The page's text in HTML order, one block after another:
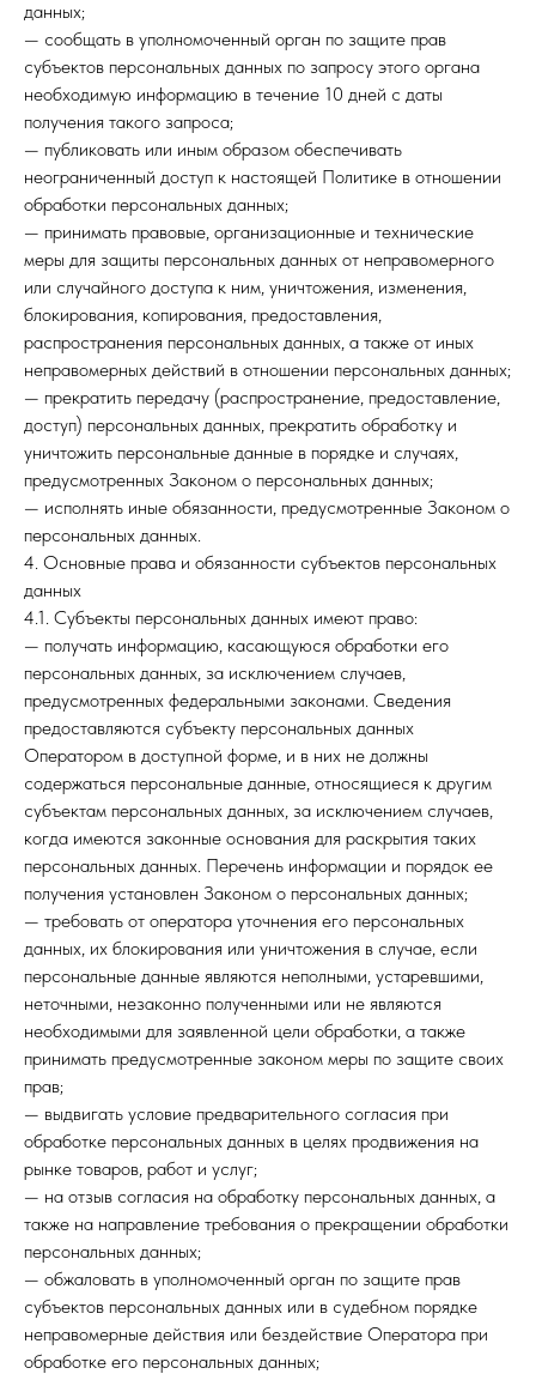
данных;
— сообщать в уполномоченный орган по защите прав
субъектов персональных данных по запросу этого органа
необходимую информацию в течение 10 дней с даты
получения такого запроса;
— публиковать или иным образом обеспечивать
неограниченный доступ к настоящей Политике в отношении
обработки персональных данных;
— принимать правовые, организационные и технические
меры для защиты персональных данных от неправомерного
или случайного доступа к ним, уничтожения, изменения,
блокирования, копирования, предоставления,
распространения персональных данных, а также от иных
неправомерных действий в отношении персональных данных;
— прекратить передачу (распространение, предоставление,
доступ) персональных данных, прекратить обработку и
уничтожить персональные данные в порядке и случаях,
предусмотренных Законом о персональных данных;
— исполнять иные обязанности, предусмотренные Законом о
персональных данных.
4. Основные права и обязанности субъектов персональных
данных
4.1. Субъекты персональных данных имеют право:
— получать информацию, касающуюся обработки его
персональных данных, за исключением случаев,
предусмотренных федеральными законами. Сведения
предоставляются субъекту персональных данных
Оператором в доступной форме, и в них не должны
содержаться персональные данные, относящиеся к другим
субъектам персональных данных, за исключением случаев,
когда имеются законные основания для раскрытия таких
персональных данных. Перечень информации и порядок ее
получения установлен Законом о персональных данных;
— требовать от оператора уточнения его персональных
данных, их блокирования или уничтожения в случае, если
персональные данные являются неполными, устаревшими,
неточными, незаконно полученными или не являются
необходимыми для заявленной цели обработки, а также
принимать предусмотренные законом меры по защите своих
прав;
— выдвигать условие предварительного согласия при
обработке персональных данных в целях продвижения на
рынке товаров, работ и услуг;
— на отзыв согласия на обработку персональных данных, а
также на направление требования о прекращении обработки
персональных данных;
— обжаловать в уполномоченный орган по защите прав
субъектов персональных данных или в судебном порядке
неправомерные действия или бездействие Оператора при
обработке его персональных данных;